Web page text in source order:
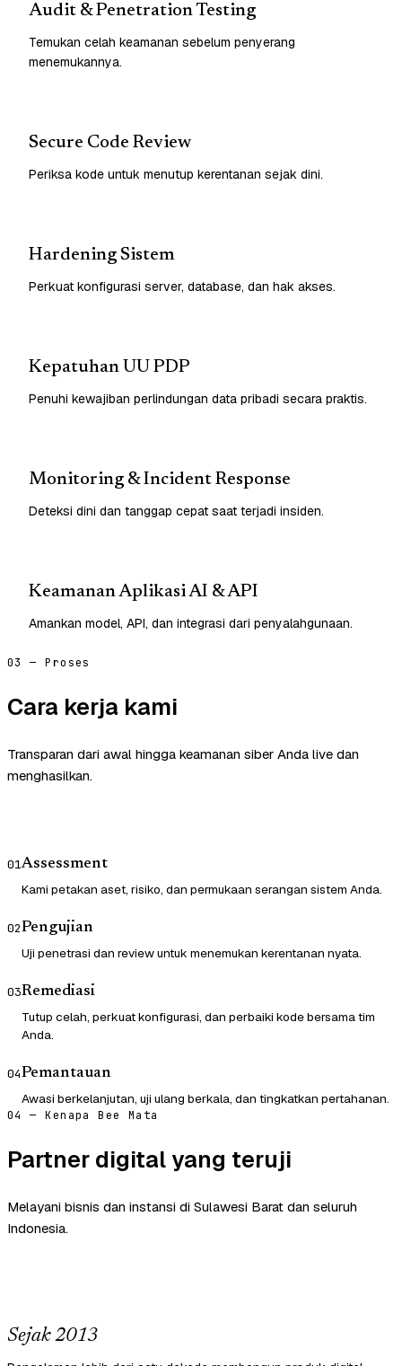
Audit & Penetration Testing
Temukan celah keamanan sebelum penyerang
menemukannya.
Secure Code Review
Periksa kode untuk menutup kerentanan sejak dini.
Hardening Sistem
Perkuat konfigurasi server, database, dan hak akses.
Kepatuhan UU PDP
Penuhi kewajiban perlindungan data pribadi secara praktis.
Monitoring & Incident Response
Deteksi dini dan tanggap cepat saat terjadi insiden.
Keamanan Aplikasi AI & API
Amankan model, API, dan integrasi dari penyalahgunaan.
03 — Proses
Cara kerja kami
Transparan dari awal hingga keamanan siber Anda live dan
menghasilkan.
01Assessment
Kami petakan aset, risiko, dan permukaan serangan sistem Anda.
02Pengujian
Uji penetrasi dan review untuk menemukan kerentanan nyata.
03Remediasi
Tutup celah, perkuat konfigurasi, dan perbaiki kode bersama tim
Anda.
04Pemantauan
Awasi berkelanjutan, uji ulang berkala, dan tingkatkan pertahanan.
04 — Kenapa Bee Mata
Partner digital yang teruji
Melayani bisnis dan instansi di Sulawesi Barat dan seluruh
Indonesia.
Sejak 2013